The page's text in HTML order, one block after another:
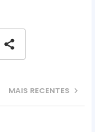
MAIS RECENTES